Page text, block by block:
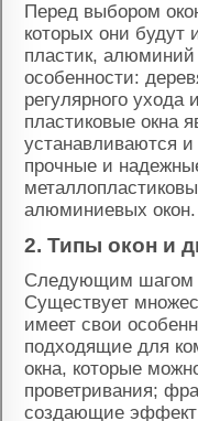
Перед выбором
которых они будут
пластик,
особенности:
регулярного
пластиковые окна
устанавливаются
прочные и
алюминиевых окон.
2. Типы окон и
Следующим шагом
Существует
имеет свои
подходящие для
окна, которые
проветривания;
создающие эффект